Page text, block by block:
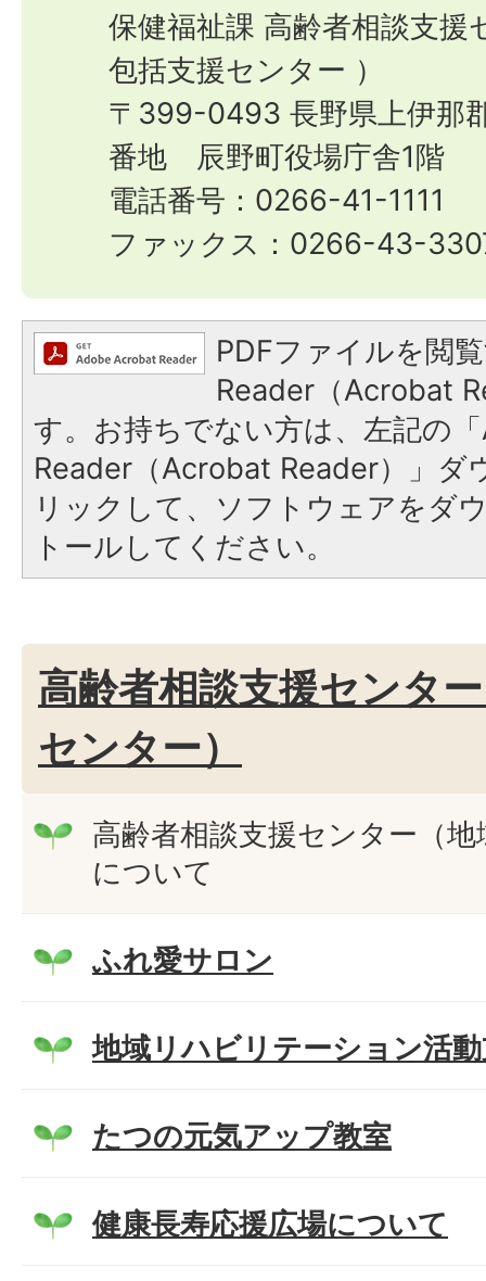
保健福祉課 高齢者相談支援
包括支援センター ）
〒399-0493 長野県上伊那
番地 辰野町役場庁舎1階
電話番号：0266-41-1111
ファックス：0266-43-
PDFファイルを閲
Reader（Acrobat
す。お持ちでない方は、左記の
Reader（Acrobat Reader）」ダ
リックして、ソフトウェアをダ
トールしてください。
高齢者相談支援センタ
センター）
高齢者相談支援センター（
について
ふれ愛サロン
地域リハビリテーション活
たつの元気アップ教室
健康長寿応援広場について